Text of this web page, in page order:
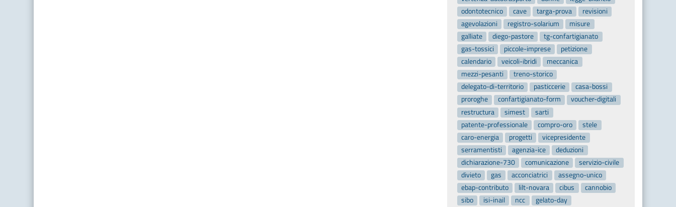
odontotecnico
cave targa-prova
revisioni
agevolazioni
registro-solarium
misure
galliate
diego-pastore
tg-confartigianato
gas-tossici
piccole-imprese
petizione
calendario
veicoli-ibridi
meccanica
mezzi-pesanti
treno-storico
delegato-di-territorio
pasticcerie
casa-bossi
proroghe
confartigianato-form
voucher-digitali
restructura
simest
sarti
patente-professionale
compro-oro
stele
caro-energia
progetti
vicepresidente
serramentisti
agenzia-ice
deduzioni
dichiarazione-730
comunicazione
servizio-civile
divieto
gas acconciatrici
assegno-unico
ebap-contributo
lilt-novara cibus
cannobio
sibo
isi-inail ncc
gelato-day